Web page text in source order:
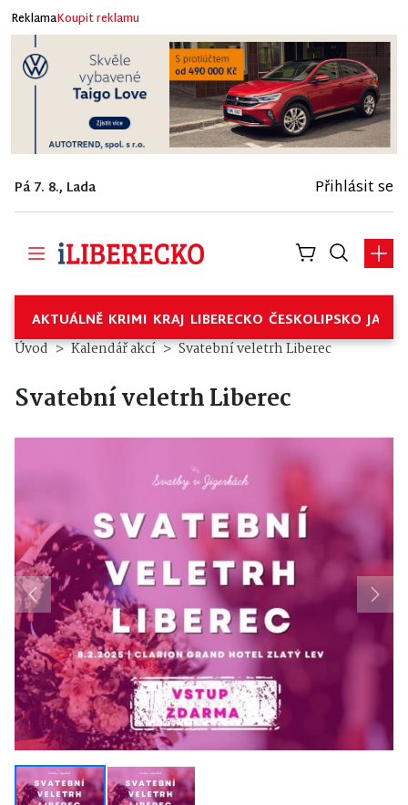
ReklamaKoupit reklamu
Pá 7. 8., Lada Přihlásit se
AKTUÁLNĚ KRIMI KRAJ LIBERECKO ČESKOLIPSKO
Úvod Kalendář akcí Svatební veletrh Liberec
Svatební veletrh Liberec
Previous Next